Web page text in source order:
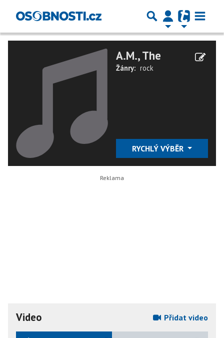
A.M., The
Žánry: rock
RYCHLÝ VÝBĚR
Video Přidat video